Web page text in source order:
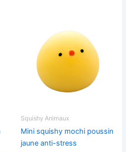
Squishy Animaux
Mini squishy mochi poussin
jaune anti-stress